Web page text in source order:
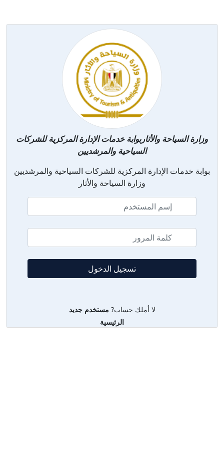
وزارة السياحة والأثاربوابة خدمات الإدارة المركزية للشركات
السياحية والمرشديين
بوابة خدمات الإدارة المركزية للشركات السياحية والمرشديين
وزارة السياحة والأثار
لا أملك حساب? مستخدم جديد
الرئيسية